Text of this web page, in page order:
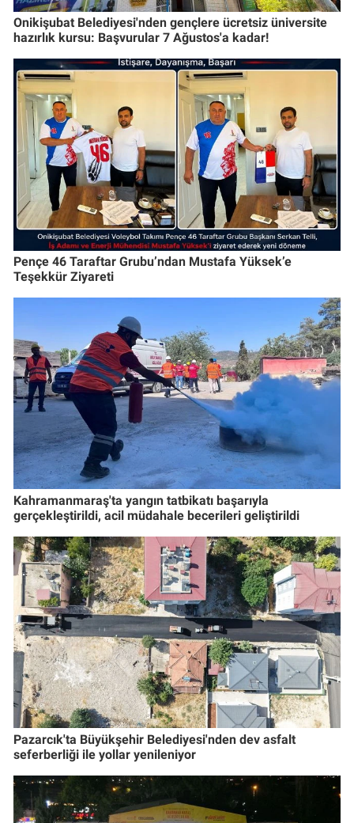
Onikişubat Belediyesi'nden gençlere ücretsiz üniversite
hazırlık kursu: Başvurular 7 Ağustos'a kadar!
Pençe 46 Taraftar Grubu’ndan Mustafa Yüksek’e
Teşekkür Ziyareti
Kahramanmaraş'ta yangın tatbikatı başarıyla
gerçekleştirildi, acil müdahale becerileri geliştirildi
Pazarcık'ta Büyükşehir Belediyesi'nden dev asfalt
seferberliği ile yollar yenileniyor